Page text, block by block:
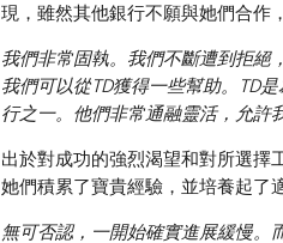
現，雖然其他銀行不願與她們合作
我們非常固執。我們不斷遭到拒絕
我們可以從TD獲得一些幫助。TD
行之一。他們非常通融靈活，允許
出於對成功的強烈渴望和對所選擇
她們積累了寶貴經驗，並培養起了
無可否認，一開始確實進展緩慢。